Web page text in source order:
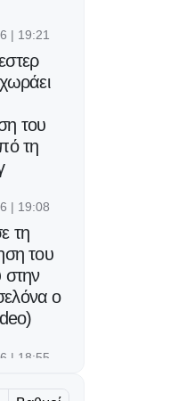
| 19:21
του
τη
| 19:08
τη
του
στην
ο
| 18:55